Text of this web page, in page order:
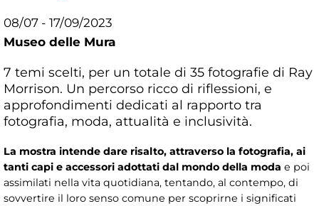
08/07 - 17/09/2023
Museo delle Mura
7 temi scelti, per un totale di 35 fotografie di Ray
Morrison. Un percorso ricco di riflessioni, e
approfondimenti dedicati al rapporto tra
fotografia, moda, attualità e inclusività.
La mostra intende dare risalto, attraverso la fotografia, ai
tanti capi e accessori adottati dal mondo della moda e poi
assimilati nella vita quotidiana, tentando, al contempo, di
sovvertire il loro senso comune per scoprirne i significati